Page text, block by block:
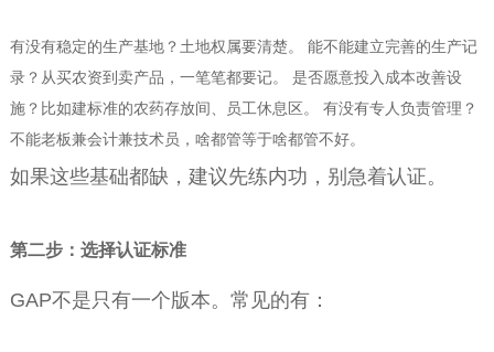
有没有稳定的生产基地？土地权属要清楚。 能不能建立完善的生产记
录？从买农资到卖产品，一笔笔都要记。 是否愿意投入成本改善设
施？比如建标准的农药存放间、员工休息区。 有没有专人负责管理？
不能老板兼会计兼技术员，啥都管等于啥都管不好。
如果这些基础都缺，建议先练内功，别急着认证。
第二步：选择认证标准
GAP不是只有一个版本。常见的有：